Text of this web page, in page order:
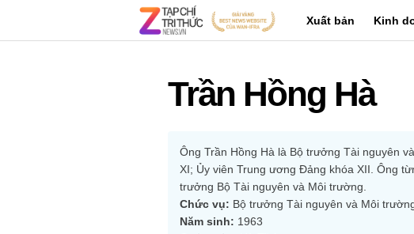
Xuất bản Kinh
Trần Hồng Hà
Ông Trần Hồng Hà là Bộ trưởng Tài nguyên
XI; Ủy viên Trung ương Đảng khóa XII. Ông
trưởng Bộ Tài nguyên và Môi trường.
Chức vụ: Bộ trưởng Tài nguyên và Môi
Năm sinh: 1963